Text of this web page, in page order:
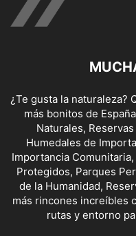
¿Te gusta la naturaleza?
más bonitos de
Naturales,
Humedales de
Importancia
Protegidos, Parques
de la Humanidad,
más rincones increíbles
rutas y entorno